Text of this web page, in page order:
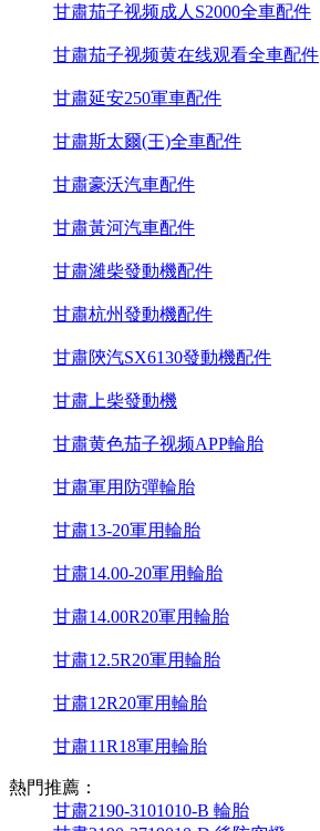
甘肅茄子视频成人S2000全車配件
甘肅茄子视频黄在线观看全車配件
甘肅延安250軍車配件
甘肅斯太爾(王)全車配件
甘肅豪沃汽車配件
甘肅黃河汽車配件
甘肅濰柴發動機配件
甘肅杭州發動機配件
甘肅陝汽SX6130發動機配件
甘肅上柴發動機
甘肅黄色茄子视频APP輪胎
甘肅軍用防彈輪胎
甘肅13-20軍用輪胎
甘肅14.00-20軍用輪胎
甘肅14.00R20軍用輪胎
甘肅12.5R20軍用輪胎
甘肅12R20軍用輪胎
甘肅11R18軍用輪胎
熱門推薦：
甘肅2190-3101010-B 輪胎